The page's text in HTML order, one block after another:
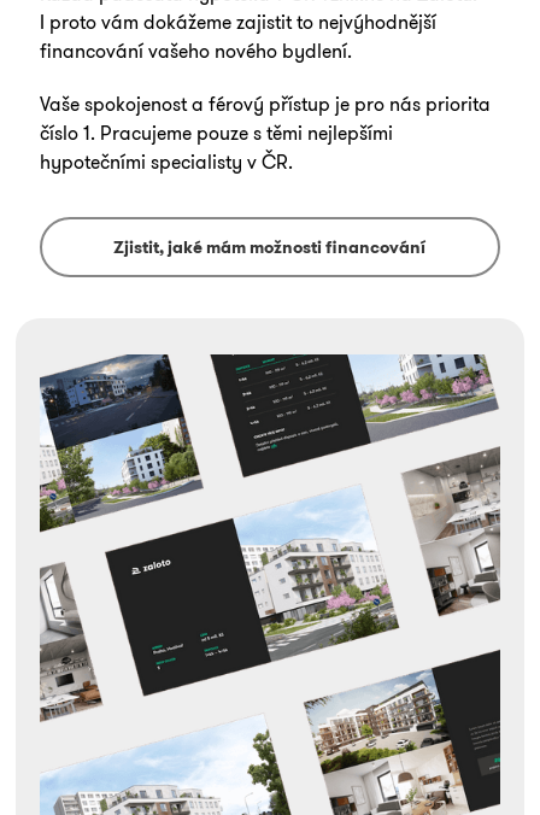
I proto vám dokážeme zajistit to nejvýhodnější
financování vašeho nového bydlení.
Vaše spokojenost a férový přístup je pro nás priorita
číslo 1. Pracujeme pouze s těmi nejlepšími
hypotečními specialisty v ČR.
Zjistit, jaké mám možnosti financování